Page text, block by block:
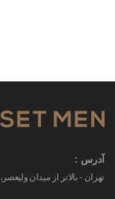
آدرس :
تهران - بالاتر از میدان